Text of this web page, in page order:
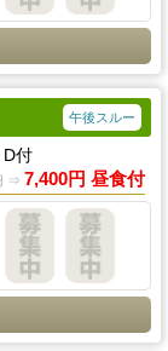
午後スルー
D付
⇒ 7,400円 昼食付